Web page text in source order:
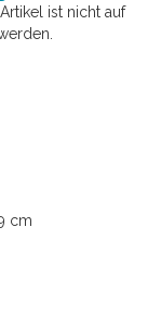
ist nicht auf